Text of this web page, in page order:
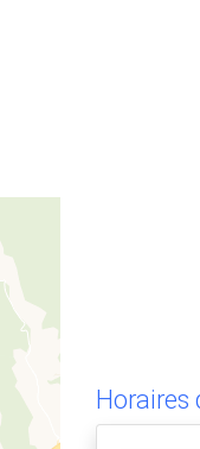
Horaires